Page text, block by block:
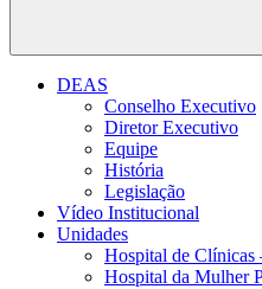
Buscar
DEAS
Conselho Executivo
Diretor Executivo
Equipe
História
Legislação
Vídeo Institucional
Unidades
Hospital de Clínicas
Hospital da Mulher